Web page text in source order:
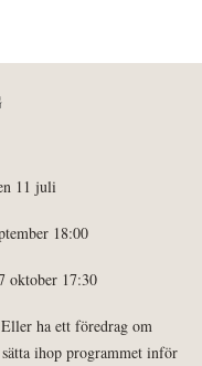
11 juli
18:00
oktober 17:30
ha ett föredrag om
ihop programmet inför